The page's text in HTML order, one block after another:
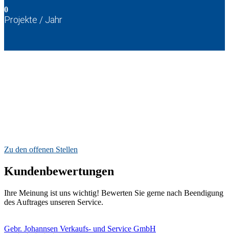
0
Projekte / Jahr
Zu den offenen Stellen
Kundenbewertungen
Ihre Meinung ist uns wichtig! Bewerten Sie gerne nach Beendigung
des Auftrages unseren Service.
Gebr. Johannsen Verkaufs- und Service GmbH